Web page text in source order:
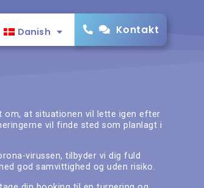
Danish Kontakt
om, at situationen vil lette igen efter
vil finde sted som planlagt i
virussen, tilbyder vi dig fuld
god samvittighed og uden risiko.